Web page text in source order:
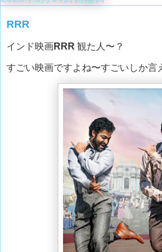
RRR
インド映画RRR 観た人〜？
すごい映画ですよね〜すごいしか言